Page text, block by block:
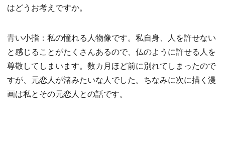
はどうお考えですか。
青い小指：私の憧れる人物像です。私自身、人を許せない
と感じることがたくさんあるので、仏のように許せる人を
尊敬してしまいます。数カ月ほど前に別れてしまったので
すが、元恋人が渚みたいな人でした。ちなみに次に描く漫
画は私とその元恋人との話です。